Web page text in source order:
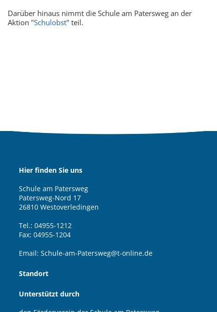
Darüber hinaus nimmt die Schule am Patersweg an der
Aktion "Schulobst" teil.
Hier finden Sie uns
Schule am Patersweg
Patersweg-Nord 17
26810 Westoverledingen
Tel.: 04955-1212
Fax: 04955-1204
Email: Schule-am-Patersweg@t-online.de
Standort
Unterstützt durch